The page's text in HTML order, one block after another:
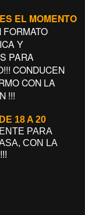
EL MOMENTO
FORMATO
Y
PARA
CONDUCEN
CON LA
!!!
18 A 20
PARA
CON LA